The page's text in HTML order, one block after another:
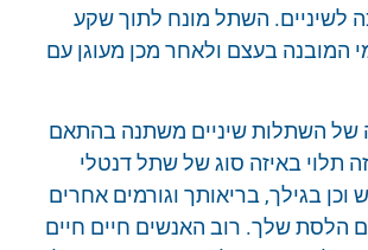
לשיניים. השתל מונח לתוך שקע
המובנה בעצם ולאחר מכן מעוגן עם
של השתלות שיניים משתנה בהתאם
תלוי באיזה סוג של שתל דנטלי
בגילך, בריאותך וגורמים אחרים
הלסת שלך. רוב האנשים חיים חיים